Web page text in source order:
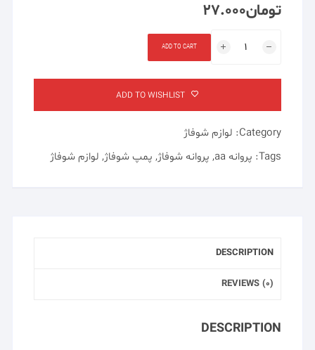
تومان۲۷.۰۰۰
ADD TO CART
ADD TO WISHLIST
Category: لوازم شوفاژ
Tags: پروانه aa , پروانه شوفاژ, پمپ شوفاژ, لوازم شوفاژ
DESCRIPTION
REVIEWS (0)
DESCRIPTION